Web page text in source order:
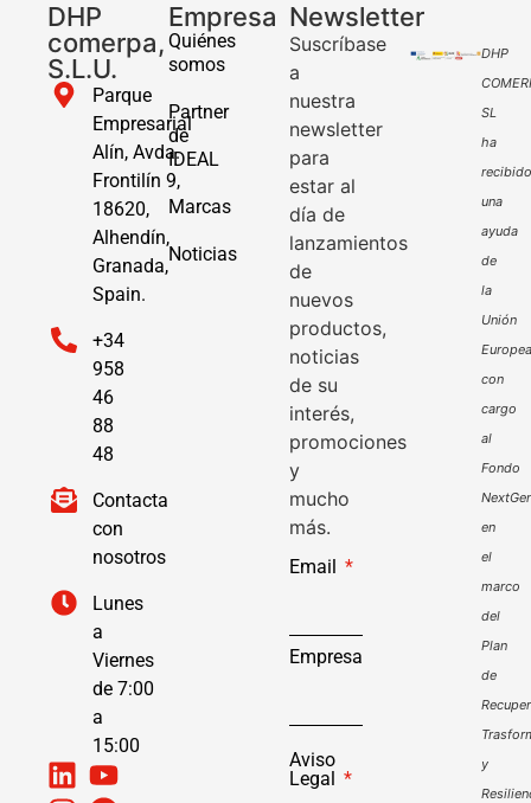
DHP
comerpa,
S.L.U.
Parque
Empresarial
Alín, Avda.
Frontilín 9,
18620,
Alhendín,
Granada,
Spain.
+34
958
46
88
48
Contacta
con
nosotros
Lunes
a
Viernes
de 7:00
a
15:00
Empresa
Quiénes
somos
Partner
de
IDEAL
Marcas
Noticias
Newsletter
Suscríbase
a
nuestra
newsletter
para
estar al
día de
lanzamientos
de
nuevos
productos,
noticias
de su
interés,
promociones
y
mucho
más.
Email
Empresa
Aviso
Legal
DHP
SL
ha
recibido
una
ayuda
de
la
Unión
Europea
con
cargo
al
Fondo
en
el
marco
del
Plan
de
y